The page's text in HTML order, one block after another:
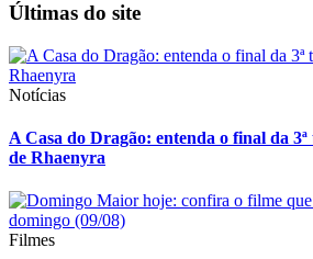
Últimas do site
Notícias
A Casa do Dragão: entenda o final da
de Rhaenyra
Filmes